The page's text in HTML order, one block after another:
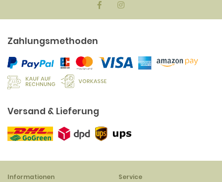
Zahlungsmethoden
Versand & Lieferung
Informationen
Service